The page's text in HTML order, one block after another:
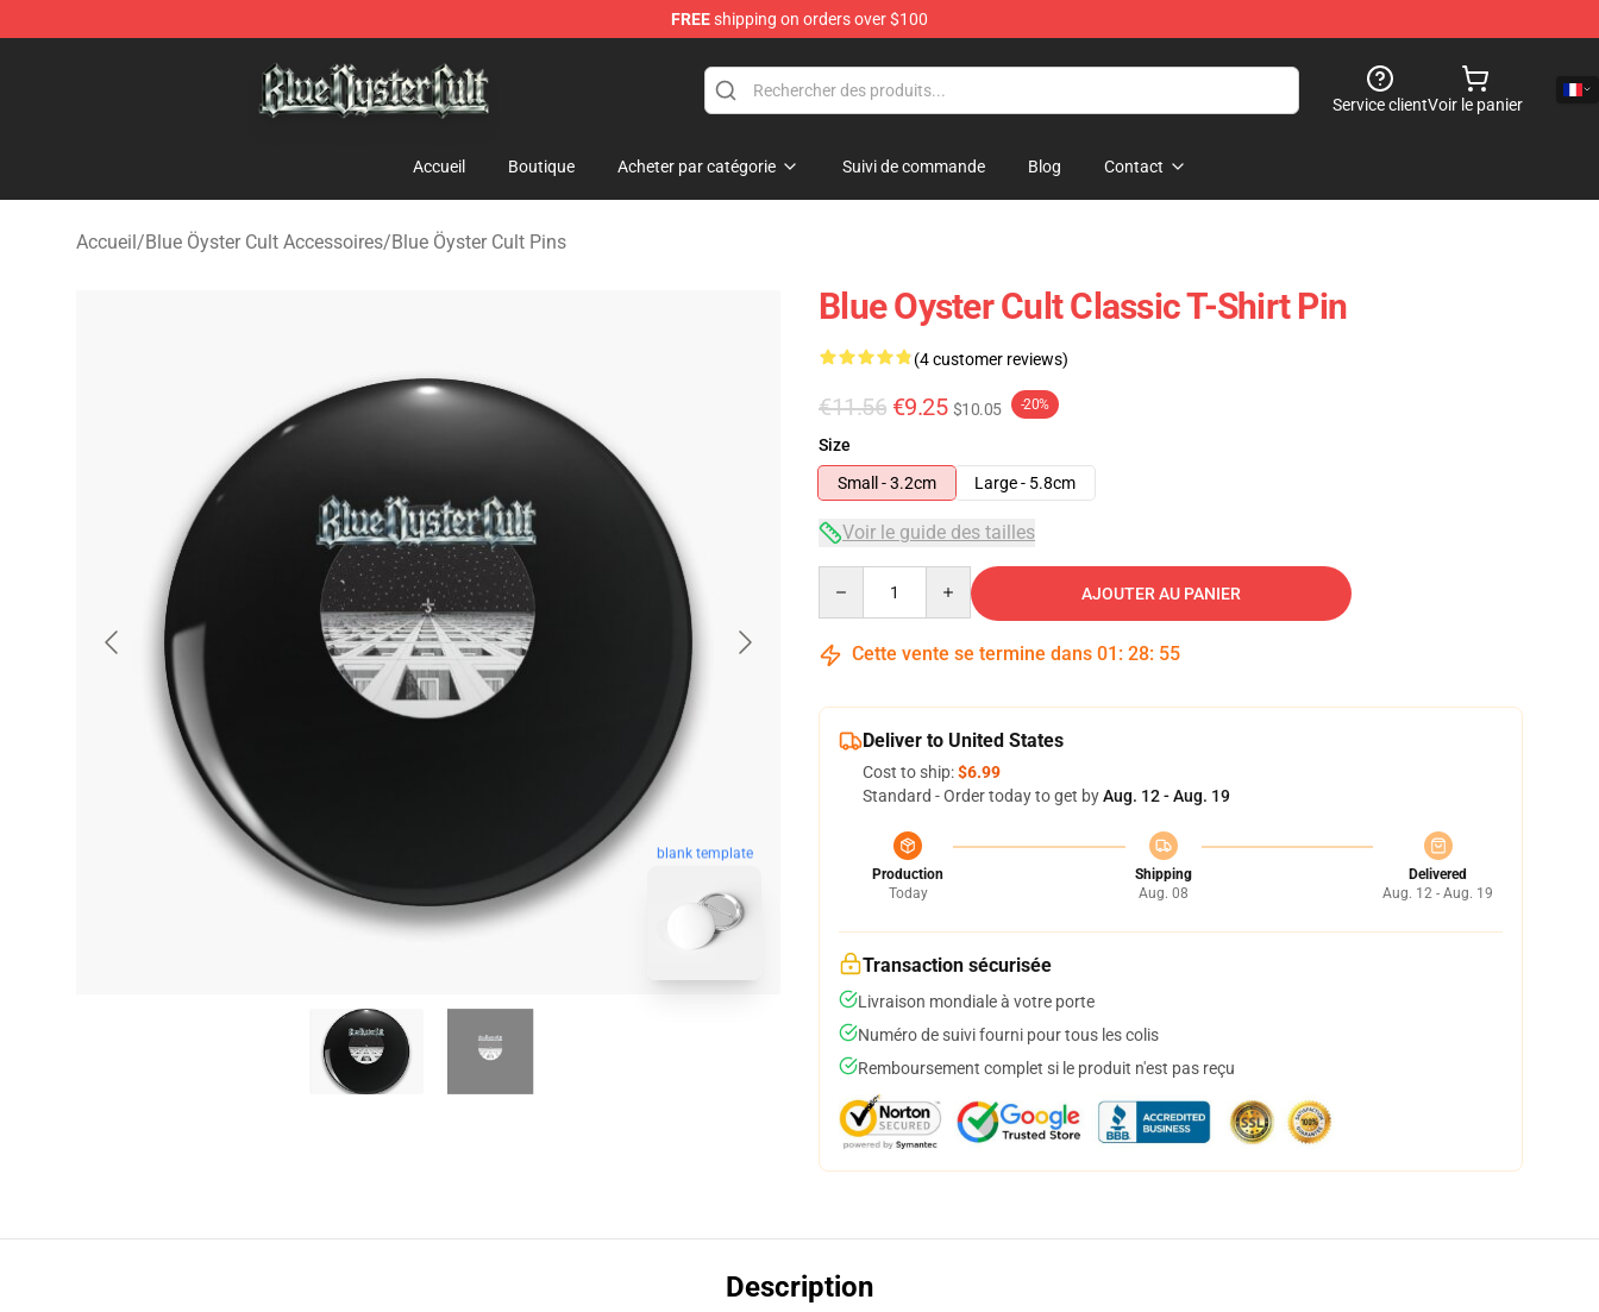
FREEshipping on orders over $100
Service clientVoir le panier
Accueil Boutique Acheter par catégorie Suivi de commande Blog Contact
Accueil/Blue Öyster Cult Accessoires/Blue Öyster Cult Pins
blank template
Blue Oyster Cult Classic T-Shirt Pin
(4 customer reviews)
€11.56 €9.25 $10.05 -20%
Size
Small - 3.2cm
Large - 5.8cm
Voir le guide des tailles
AJOUTER AU PANIER
Cette vente se termine dans 01 : 28: 54
Deliver to United States
Cost to ship:$6.99
Standard - Order today to get byAug. 12 - Aug. 19
Production
Today
Shipping
Aug. 08
Delivered
Aug. 12 - Aug. 19
Transaction sécurisée
Livraison mondiale à votre porte
Numéro de suivi fourni pour tous les colis
Remboursement complet si le produit n'est pas reçu
Description